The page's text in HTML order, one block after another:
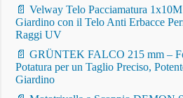
📄 Velway Telo Pacciamatura
Giardino con il Telo Anti Erbacce
Raggi UV
📄 GRÜNTEK FALCO 215 mm –
Potatura per un Taglio Preciso,
Giardino